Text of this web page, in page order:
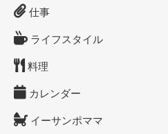
仕事
ライフスタイル
料理
カレンダー
イーサンポママ